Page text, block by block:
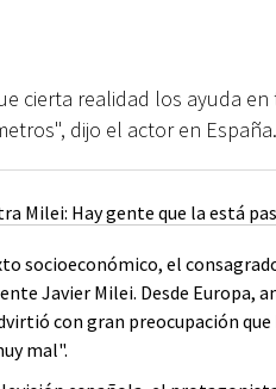
cierta realidad los ayuda
dijo el actor en España.
socioeconómico, el
Javier Milei. Desde Europa,
con gran preocupación que
mal".